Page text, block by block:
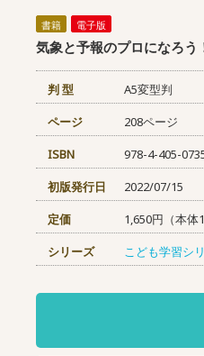
書籍 電子版
気象と予報のプロになろう
判 型
A5変型判
ページ
208ページ
ISBN
978-4-405-
初版発行日
2022/07/15
定価
1,650円（本体
シリーズ
こども学習シ